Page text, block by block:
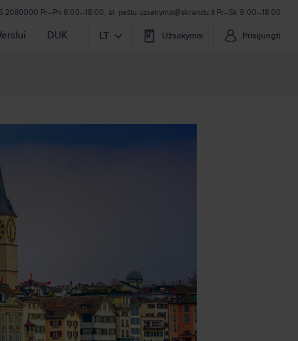
2080000 Pr–Pn 8:00–18:00, el. paštu uzsakymai@skrendu.lt Pr–Sk 9:00–18:00
DUK LT Užsakymai Prisijungti